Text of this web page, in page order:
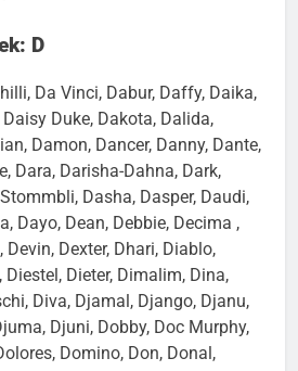
D
Da Vinci, Dabur, Daffy, Daika,
Duke, Dakota, Dalida,
Damon, Dancer, Danny, Dante,
Dara, Darisha-Dahna, Dark,
Dasha, Dasper, Daudi,
Dayo, Dean, Debbie, Decima ,
Devin, Dexter, Dhari, Diablo,
Diestel, Dieter, Dimalim, Dina,
Diva, Djamal, Django, Djanu,
Djuni, Dobby, Doc Murphy,
Domino, Don, Donal,